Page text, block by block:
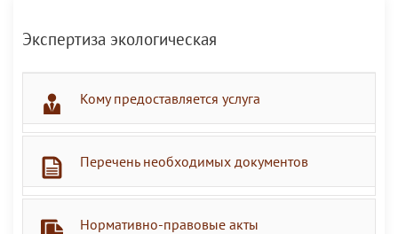
Экспертиза экологическая
Кому предоставляется услуга
Перечень необходимых документов
Нормативно-правовые акты